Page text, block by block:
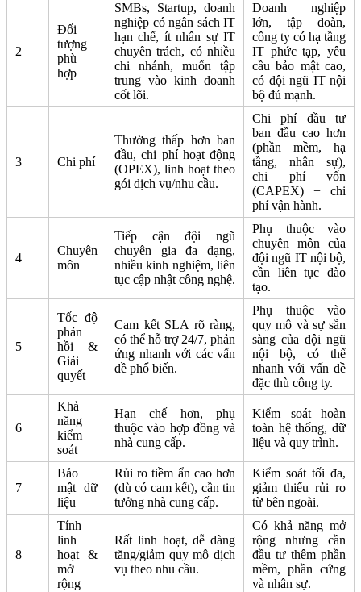
2
Đối
tượng
phù
hợp
SMBs, Startup, doanh
nghiệp có ngân sách IT
hạn chế, ít nhân sự IT
chuyên trách, có nhiều
chi nhánh, muốn tập
trung vào kinh doanh
cốt lõi.
Doanh nghiệp
lớn, tập đoàn,
công ty có hạ tầng
IT phức tạp, yêu
cầu bảo mật cao,
có đội ngũ IT nội
bộ đủ mạnh.
3 Chi phí
Thường thấp hơn ban
đầu, chi phí hoạt động
(OPEX), linh hoạt theo
gói dịch vụ/nhu cầu.
Chi phí đầu tư
ban đầu cao hơn
(phần mềm, hạ
tầng, nhân sự),
chi phí vốn
(CAPEX) + chi
phí vận hành.
4
Chuyên
môn
Tiếp cận đội ngũ
chuyên gia đa dạng,
nhiều kinh nghiệm, liên
tục cập nhật công nghệ.
Phụ thuộc vào
chuyên môn của
đội ngũ IT nội bộ,
cần liên tục đào
tạo.
5
Tốc độ
phản
hồi &
Giải
quyết
Cam kết SLA rõ ràng,
có thể hỗ trợ 24/7, phản
ứng nhanh với các vấn
đề phổ biến.
Phụ thuộc vào
quy mô và sự sẵn
sàng của đội ngũ
nội bộ, có thể
nhanh với vấn đề
đặc thù công ty.
6
Khả
năng
kiểm
soát
Hạn chế hơn, phụ
thuộc vào hợp đồng và
nhà cung cấp.
Kiểm soát hoàn
toàn hệ thống, dữ
liệu và quy trình.
7
Bảo
mật dữ
liệu
Rủi ro tiềm ẩn cao hơn
(dù có cam kết), cần tin
tưởng nhà cung cấp.
Kiểm soát tối đa,
giảm thiểu rủi ro
từ bên ngoài.
8
Tính
linh
hoạt &
mở
rộng
Rất linh hoạt, dễ dàng
tăng/giảm quy mô dịch
vụ theo nhu cầu.
Có khả năng mở
rộng nhưng cần
đầu tư thêm phần
mềm, phần cứng
và nhân sự.